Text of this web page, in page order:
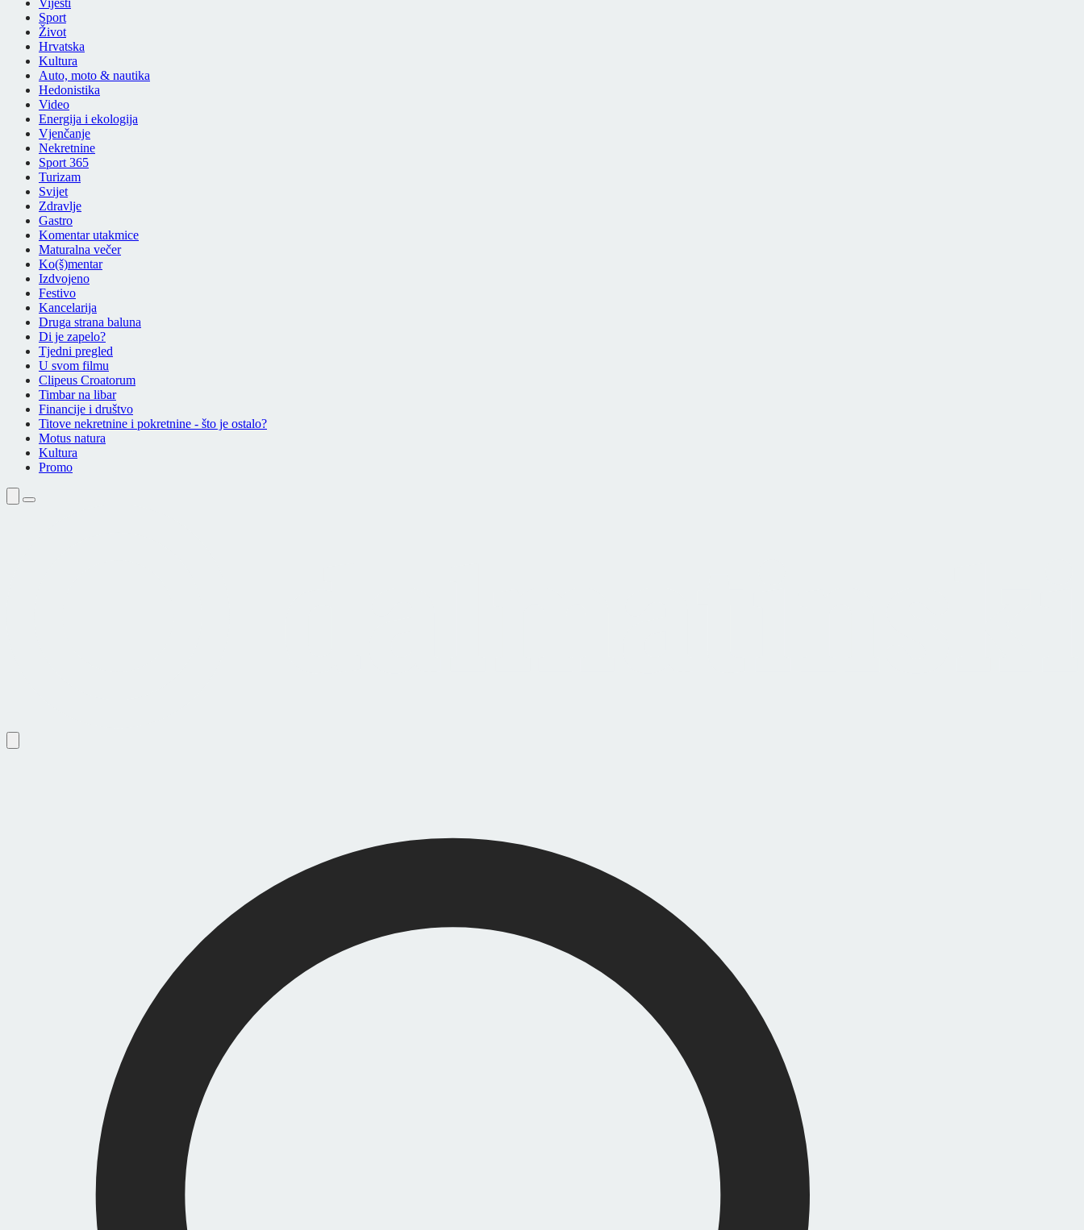
Vijesti
Sport
Život
Hrvatska
Kultura
Auto, moto & nautika
Hedonistika
Video
Energija i ekologija
Vjenčanje
Nekretnine
Sport 365
Turizam
Svijet
Zdravlje
Gastro
Komentar utakmice
Maturalna večer
Ko(š)mentar
Izdvojeno
Festivo
Kancelarija
Druga strana baluna
Di je zapelo?
Tjedni pregled
U svom filmu
Clipeus Croatorum
Timbar na libar
Financije i društvo
Titove nekretnine i pokretnine - što je ostalo?
Motus natura
Kultura
Promo